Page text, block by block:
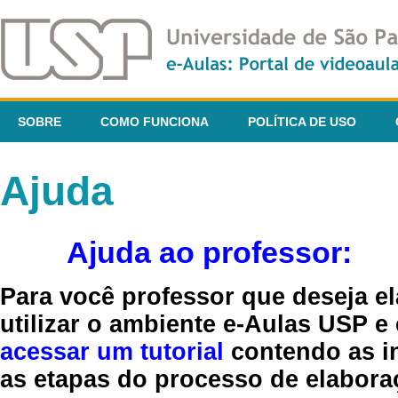
SOBRE COMO FUNCIONA POLÍTICA DE USO
Ajuda
Ajuda ao professor:
Para você professor que deseja
utilizar o ambiente e-Aulas USP
acessar um tutorial contendo as
as etapas do processo de